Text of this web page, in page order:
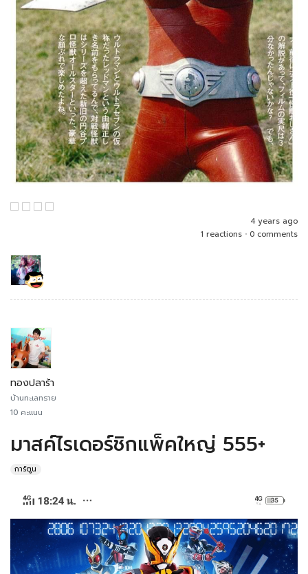
4 years ago
1 reactions • 0 comments
ทองปลาร้า
บ้านทะเลทราย
10 คะแนน
มาสค์ไรเดอร์ชิกแพ็คใหญ่ 555+
การ์ตูน